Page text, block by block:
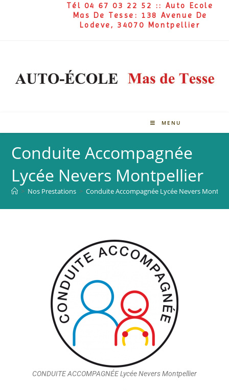
Tél 04 67 03 22 52 :: Auto Ecole
Mas De Tesse: 138 Avenue De
Lodeve, 34070 Montpellier
MENU
Conduite Accompagnée
Lycée Nevers Montpellier
> Nos Prestations > Conduite Accompagnée Lycée Nevers
CONDUITE ACCOMPAGNÉE Lycée Nevers Montpellier